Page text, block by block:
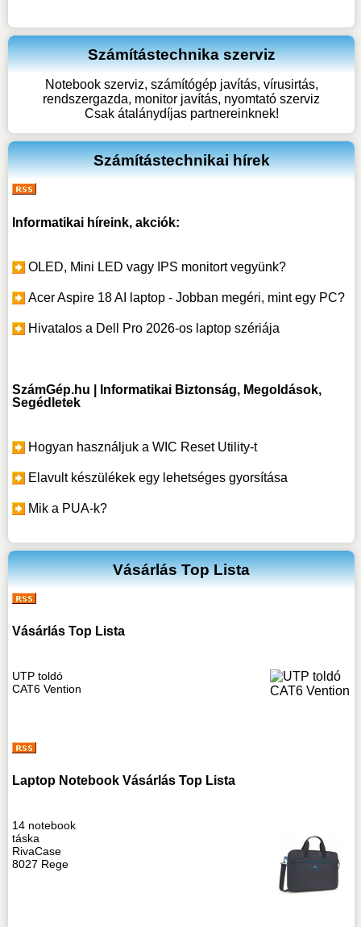
Számítástechnika szerviz
Notebook szerviz, számítógép javítás, vírusirtás,
rendszergazda, monitor javítás, nyomtató szerviz
Csak átalánydíjas partnereinknek!
Számítástechnikai hírek
Informatikai híreink, akciók:
OLED, Mini LED vagy IPS monitort vegyünk?
Acer Aspire 18 AI laptop - Jobban megéri, mint egy PC?
Hivatalos a Dell Pro 2026-os laptop szériája
SzámGép.hu | Informatikai Biztonság, Megoldások,
Segédletek
Hogyan használjuk a WIC Reset Utility-t
Elavult készülékek egy lehetséges gyorsítása
Mik a PUA-k?
Vásárlás Top Lista
Vásárlás Top Lista
UTP toldó
CAT6 Vention
Laptop Notebook Vásárlás Top Lista
14 notebook
táska
RivaCase
8027 Rege